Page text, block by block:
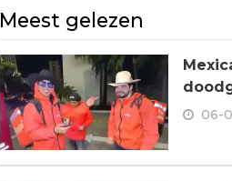
Meest gelezen
06-